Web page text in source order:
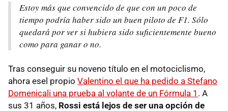
Estoy más que convencido de que con un poco de
tiempo podría haber sido un buen piloto de F1. Sólo
quedará por ver si hubiera sido suficientemente bueno
como para ganar o no.
Tras conseguir su noveno título en el motociclismo,
ahora esel propio Valentino el que ha pedido a Stefano
Domenicali una prueba al volante de un Fórmula 1 . A
sus 31 años, Rossi está lejos de ser una opción de